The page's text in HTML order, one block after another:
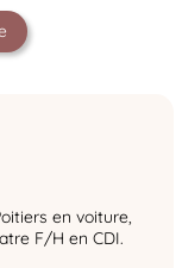
en voiture,
F/H en CDI.